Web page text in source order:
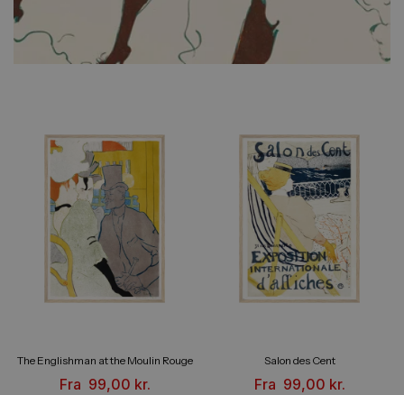
The Englishman at the Moulin Rouge
Fra 99,00 kr.
Salon des Cent
Fra 99,00 kr.